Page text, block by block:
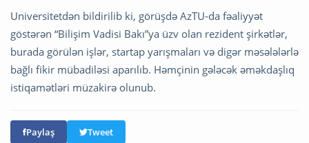
Universitetdən bildirilib ki, görüşdə AzTU-da fəaliyyət
göstərən “Bilişim Vadisi Bakı”ya üzv olan rezident şirkətlər,
burada görülən işlər, startap yarışmaları və digər məsələlərlə
bağlı fikir mübadiləsi aparılıb. Həmçinin gələcək əməkdaşlıq
istiqamətləri müzakirə olunub.
Paylaş Tweet